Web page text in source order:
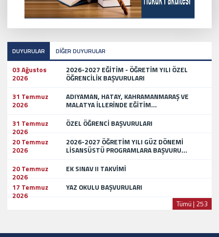
DUYURULAR DİĞER DUYURULAR
03 Ağustos
2026
2026-2027 EĞİTİM - ÖĞRETİM YILI ÖZEL
ÖĞRENCİLİK BAŞVURULARI
31 Temmuz
2026
ADIYAMAN, HATAY, KAHRAMANMARAŞ VE
MALATYA İLLERİNDE EĞİTİM...
31 Temmuz
2026
ÖZEL ÖĞRENCİ BAŞVURULARI
20 Temmuz
2026
2026-2027 ÖĞRETİM YILI GÜZ DÖNEMİ
LİSANSÜSTÜ PROGRAMLARA BAŞVURU...
20 Temmuz
2026
EK SINAV II TAKVİMİ
17 Temmuz
2026
YAZ OKULU BAŞVURULARI
Tümü | 253